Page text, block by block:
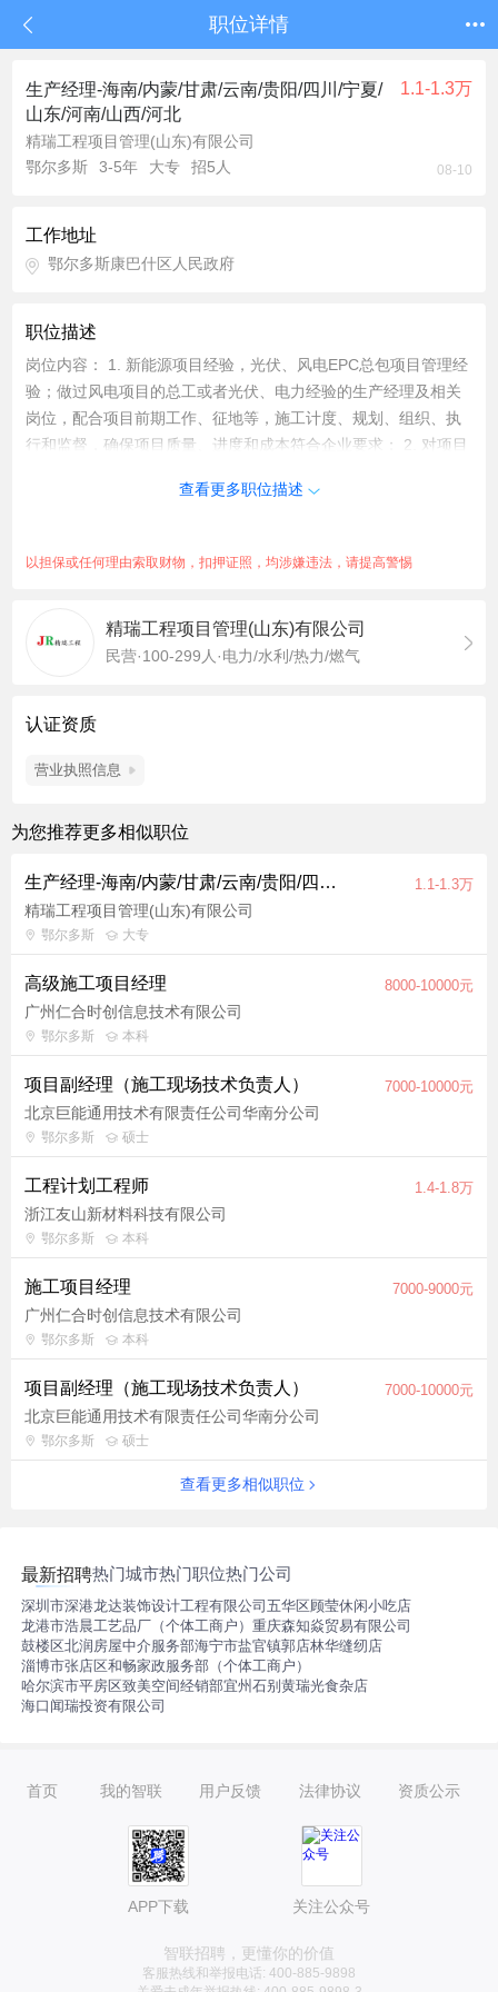
职位详情
生产经理-海南/内蒙/甘肃/云南/贵阳/四川/宁夏/
山东/河南/山西/河北
1.1-1.3万
精瑞工程项目管理(山东)有限公司
鄂尔多斯
3-5年 大专 招5人 08-10
工作地址
鄂尔多斯康巴什区人民政府
职位描述
岗位内容： 1. 新能源项目经验，光伏、风电EPC总包项目管理经
验；做过风电项目的总工或者光伏、电力经验的生产经理及相关
岗位，配合项目前期工作、征地等，施工计度、规划、组织、执
行和监督，确保项目质量、进度和成本符合企业要求； 2. 对项目
善项目管理体系，持续推动质量、安全、成本等方面的优化并提
查看更多职位描述
以担保或任何理由索取财物，扣押证照，均涉嫌违法，请提高警惕
精瑞工程项目管理(山东)有限公司
民营·100-299人·电力/水利/热力/燃气
认证资质
营业执照信息
为您推荐更多相似职位
生产经理-海南/内蒙/甘肃/云南/贵阳/四川/宁夏/山东/河南/山西/河北 1.1-1.3万
精瑞工程项目管理(山东)有限公司
鄂尔多斯 大专
高级施工项目经理 8000-10000元
广州仁合时创信息技术有限公司
鄂尔多斯 本科
项目副经理（施工现场技术负责人） 7000-10000元
北京巨能通用技术有限责任公司华南分公司
鄂尔多斯 硕士
工程计划工程师 1.4-1.8万
浙江友山新材料科技有限公司
鄂尔多斯 本科
施工项目经理 7000-9000元
广州仁合时创信息技术有限公司
鄂尔多斯 本科
项目副经理（施工现场技术负责人） 7000-10000元
北京巨能通用技术有限责任公司华南分公司
鄂尔多斯 硕士
查看更多相似职位
最新招聘热门城市热门职位热门公司
深圳市深港龙达装饰设计工程有限公司五华区顾莹休闲小吃店
龙港市浩晨工艺品厂（个体工商户）重庆森知焱贸易有限公司
鼓楼区北润房屋中介服务部海宁市盐官镇郭店林华缝纫店
淄博市张店区和畅家政服务部（个体工商户）
哈尔滨市平房区致美空间经销部宜州石别黄瑞光食杂店
海口闻瑞投资有限公司
首页 我的智联 用户反馈 法律协议 资质公示
APP下载 关注公众号
智联招聘，更懂你的价值
客服热线和举报电话: 400-885-9898